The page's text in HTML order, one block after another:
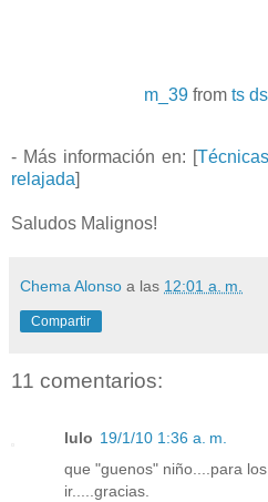
m_39 from ts ds
- Más información en: [
relajada]
Saludos Malignos!
Chema Alonso a las 12:01 a. m.
Compartir
11 comentarios:
lulo 19/1/10 1:36 a. m.
que "guenos" niño....para
ir.....gracias.